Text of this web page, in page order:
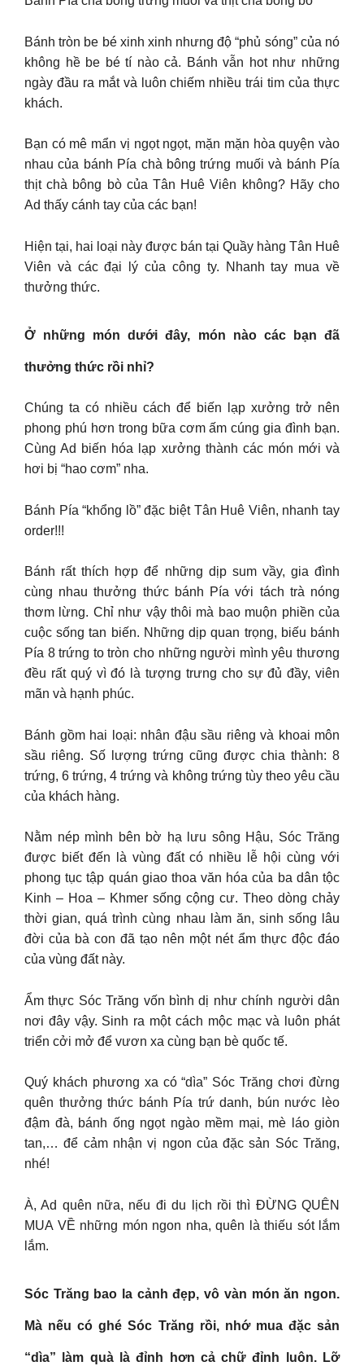
Bánh tròn be bé xinh xinh nhưng độ “phủ sóng” của nó
không hề be bé tí nào cả. Bánh vẫn hot như những
ngày đầu ra mắt và luôn chiếm nhiều trái tim của thực
khách.
Bạn có mê mẩn vị ngọt ngọt, mặn mặn hòa quyện vào
nhau của bánh Pía chà bông trứng muối và bánh Pía
thịt chà bông bò của Tân Huê Viên không? Hãy cho
Ad thấy cánh tay của các bạn!
Hiện tại, hai loại này được bán tại Quầy hàng Tân Huê
Viên và các đại lý của công ty. Nhanh tay mua về
thưởng thức.
Ở những món dưới đây, món nào các bạn đã
thưởng thức rồi nhỉ?
Chúng ta có nhiều cách để biến lạp xưởng trở nên
phong phú hơn trong bữa cơm ấm cúng gia đình bạn.
Cùng Ad biến hóa lạp xưởng thành các món mới và
hơi bị “hao cơm” nha.
Bánh Pía “khổng lồ” đặc biệt Tân Huê Viên, nhanh tay
order!!!
Bánh rất thích hợp để những dịp sum vầy, gia đình
cùng nhau thưởng thức bánh Pía với tách trà nóng
thơm lừng. Chỉ như vậy thôi mà bao muộn phiền của
cuộc sống tan biến. Những dịp quan trọng, biếu bánh
Pía 8 trứng to tròn cho những người mình yêu thương
đều rất quý vì đó là tượng trưng cho sự đủ đầy, viên
mãn và hạnh phúc.
Bánh gồm hai loại: nhân đậu sầu riêng và khoai môn
sầu riêng. Số lượng trứng cũng được chia thành: 8
trứng, 6 trứng, 4 trứng và không trứng tùy theo yêu cầu
của khách hàng.
Nằm nép mình bên bờ hạ lưu sông Hậu, Sóc Trăng
được biết đến là vùng đất có nhiều lễ hội cùng với
phong tục tập quán giao thoa văn hóa của ba dân tộc
Kinh – Hoa – Khmer sống cộng cư. Theo dòng chảy
thời gian, quá trình cùng nhau làm ăn, sinh sống lâu
đời của bà con đã tạo nên một nét ẩm thực độc đáo
của vùng đất này.
Ẩm thực Sóc Trăng vốn bình dị như chính người dân
nơi đây vậy. Sinh ra một cách mộc mạc và luôn phát
triển cởi mở để vươn xa cùng bạn bè quốc tế.
Quý khách phương xa có “dìa” Sóc Trăng chơi đừng
quên thưởng thức bánh Pía trứ danh, bún nước lèo
đậm đà, bánh ống ngọt ngào mềm mại, mè láo giòn
tan,… để cảm nhận vị ngon của đặc sản Sóc Trăng,
nhé!
À, Ad quên nữa, nếu đi du lịch rồi thì ĐỪNG QUÊN
MUA VỀ những món ngon nha, quên là thiếu sót lắm
lắm.
Sóc Trăng bao la cảnh đẹp, vô vàn món ăn ngon.
Mà nếu có ghé Sóc Trăng rồi, nhớ mua đặc sản
“dìa” làm quà là đỉnh hơn cả chữ đỉnh luôn. Lỡ